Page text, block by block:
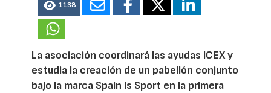
1138
La asociación coordinará las ayudas ICEX y
estudia la creación de un pabellón conjunto
bajo la marca Spain Is Sport en la primera